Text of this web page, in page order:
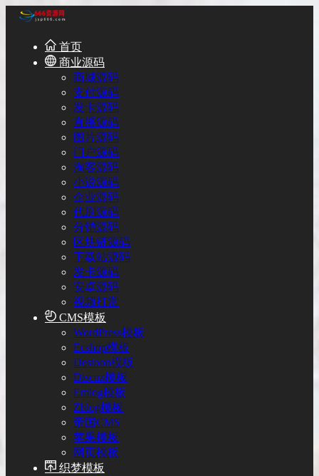
首页
商业源码
商城源码
支付源码
发卡源码
直播源码
图片源码
门户源码
淘客源码
小说源码
企业源码
代刷源码
分销源码
区块链源码
下载站源码
发卡源码
安卓源码
视频打赏
CMS模板
WordPress模板
Ecshop模板
Destoon模板
Discuz模板
Emlog模板
Zblog模板
帝国CMS
苹果模板
网页模板
织梦模板